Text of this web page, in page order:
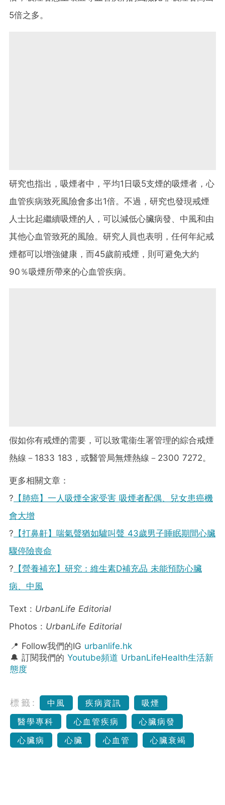
5倍之多。
研究也指出，吸煙者中，平均1日吸5支煙的吸煙者，心
血管疾病致死風險會多出1倍。不過，研究也發現戒煙
人士比起繼續吸煙的人，可以減低心臟病發、中風和由
其他心血管致死的風險。研究人員也表明，任何年紀戒
煙都可以增強健康，而45歲前戒煙，則可避免大約
90％吸煙所帶來的心血管疾病。
假如你有戒煙的需要，可以致電衞生署管理的綜合戒煙
熱線－1833 183，或醫管局無煙熱線－2300 7272。
更多相關文章：
? 【肺癌】一人吸煙全家受害 吸煙者配偶、兒女患癌機
會大增
? 【打鼻鼾】喘氣聲猶如驢叫聲 43歲男子睡眠期間心臟
驟停險喪命
? 【營養補充】研究：維生素D補充品 未能預防心臟
病、中風
Text : UrbanLife Editorial
Photos : UrbanLife Editorial
📍 Follow我們的IG urbanlife.hk
🔔 訂閱我們的 Youtube頻道 UrbanLifeHealth生活新
態度
標籤: 中風 疾病資訊
吸煙
醫學專科
心血管疾病
心臟病發
心臟病
心臟 心血管 心臟衰竭